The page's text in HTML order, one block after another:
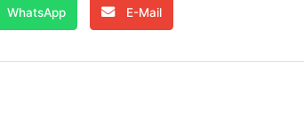
WhatsApp E-Mail